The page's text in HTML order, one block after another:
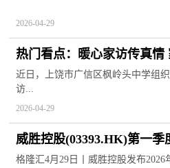
2026-04-29
热门看点：暖心家访传真
饶市广信区枫岭头中学扎实
近日，上饶市广信区枫岭头中学组
访...
2026-04-29
威胜控股(03393.HK)第一季
比增加6.4%
格隆汇4月29日丨威胜控股发布